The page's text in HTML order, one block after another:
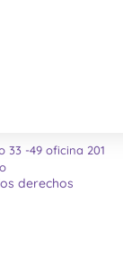
33 -49 oficina 201
derechos